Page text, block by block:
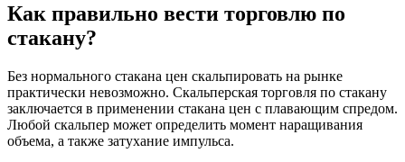
Как правильно вести торговлю по
стакану?
Без нормального стакана цен скальпировать на рынке
практически невозможно. Скальперская торговля по стакану
заключается в применении стакана цен с плавающим спредом.
Любой скальпер может определить момент наращивания
объема, а также затухание импульса.